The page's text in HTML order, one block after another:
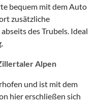
bequem mit dem Auto
zusätzliche
des Trubels. Ideal
Alpen
und ist mit dem
hier erschließen sich